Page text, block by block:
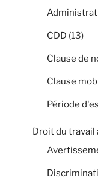
CDD (13)
Clause de
Clause
Période
Droit du travail